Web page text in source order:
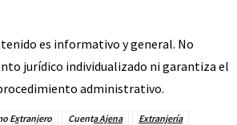
es informativo y general. No
jurídico individualizado ni garantiza el
administrativo.
Extranjero Cuenta Ajena
Extranjería